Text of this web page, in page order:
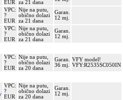
EUR
za 21 dana
VPC:
?
EUR
Nije na putu,
obično dolazi
za 21 dana
Garan.
12 mj.
VPC:
?
EUR
Nije na putu,
obično dolazi
za 21 dana
Garan.
12 mj.
VPC:
?
EUR
Nije na putu,
obično dolazi
za 20 dana
Garan.
36 mj.
VFY model!
VFY:R2535SC050IN
VPC:
?
EUR
Nije na putu,
obično dolazi
za 20 dana
Garan.
12 mj.